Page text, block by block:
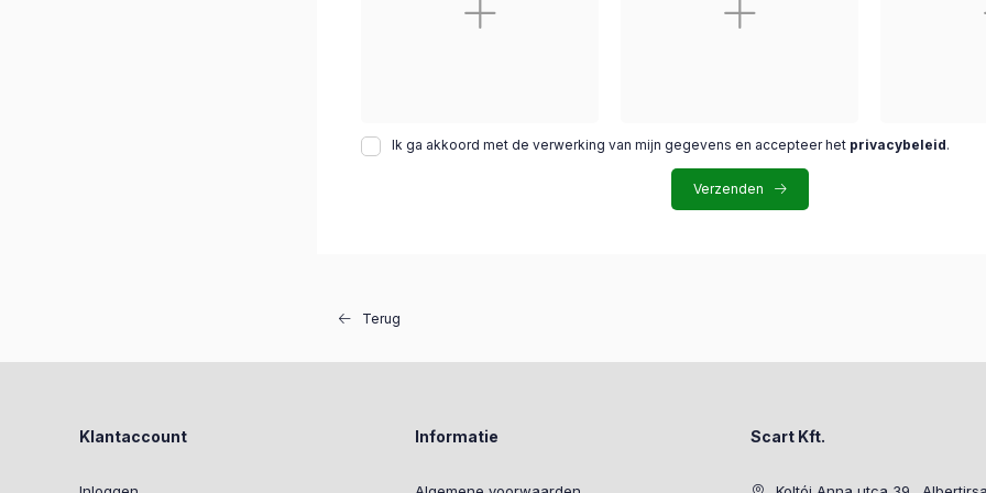
Ik ga akkoord met de verwerking van mijn gegevens en accepteer het privacybeleid.
Verzenden
Terug
Klantaccount Informatie Scart Kft.